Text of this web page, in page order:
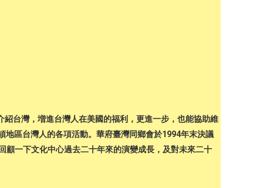
台灣，増進台灣人在美國的福利，更進一步，也能協助維
區台灣人的各項活動。華府臺灣同鄉會於1994年末決議
顧一下文化中心過去二十年來的演變成長，及對未來二十